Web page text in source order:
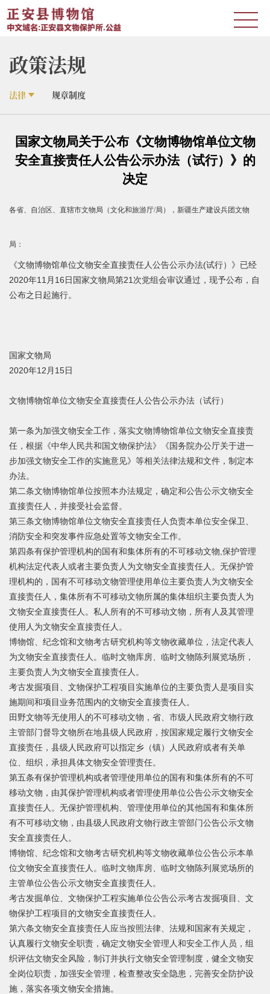
政策法规
法律 规章制度
国家文物局关于公布《文物博物馆单位文物
安全直接责任人公告公示办法（试行）》的
决定
各省、自治区、直辖市文物局（文化和旅游厅/局），新疆生产建设兵团文物
局：
《文物博物馆单位文物安全直接责任人公告公示办法(试行）》已经
2020年11月16日国家文物局第21次党组会审议通过，现予公布，自
公布之日起施行。
国家文物局
2020年12月15日
文物博物馆单位文物安全直接责任人公告公示办法（试行）
第一条为加强文物安全工作，落实文物博物馆单位文物安全直接责
任，根据《中华人民共和国文物保护法》《国务院办公厅关于进一
步加强文物安全工作的实施意见》等相关法律法规和文件，制定本
办法。
第二条文物博物馆单位按照本办法规定，确定和公告公示文物安全
直接责任人，并接受社会监督。
第三条文物博物馆单位文物安全直接责任人负责本单位安全保卫、
消防安全和突发事件应急处置等文物安全工作。
第四条有保护管理机构的国有和集体所有的不可移动文物,保护管理
机构法定代表人或者主要负责人为文物安全直接责任人。无保护管
理机构的，国有不可移动文物管理使用单位主要负责人为文物安全
直接责任人，集体所有不可移动文物所属的集体组织主要负责人为
文物安全直接责任人。私人所有的不可移动文物，所有人及其管理
使用人为文物安全直接责任人。
博物馆、纪念馆和文物考古研究机构等文物收藏单位，法定代表人
为文物安全直接责任人。临时文物库房、临时文物陈列展览场所，
主要负责人为文物安全直接责任人。
考古发掘项目、文物保护工程项目实施单位的主要负责人是项目实
施期间和项目业务范围内的文物安全直接责任人。
田野文物等无使用人的不可移动文物，省、市级人民政府文物行政
主管部门督导文物所在地县级人民政府，按国家规定履行文物安全
直接责任，县级人民政府可以指定乡（镇）人民政府或者有关单
位、组织，承担具体文物安全管理责任。
第五条有保护管理机构或者管理使用单位的国有和集体所有的不可
移动文物，由其保护管理机构或者管理使用单位公告公示文物安全
直接责任人。无保护管理机构、管理使用单位的其他国有和集体所
有不可移动文物，由县级人民政府文物行政主管部门公告公示文物
安全直接责任人。
博物馆、纪念馆和文物考古研究机构等文物收藏单位公告公示本单
位文物安全直接责任人。临时文物库房、临时文物陈列展览场所的
主管单位公告公示文物安全直接责任人。
考古发掘单位、文物保护工程实施单位公告公示考古发掘项目、文
物保护工程项目的文物安全直接责任人。
第六条文物安全直接责任人应当按照法律、法规和国家有关规定，
认真履行文物安全职责，确定文物安全管理人和安全工作人员，组
织评估文物安全风险，制订并执行文物安全管理制度，健全文物安
全岗位职责，加强安全管理，检查整改安全隐患，完善安全防护设
施，落实各项文物安全措施。